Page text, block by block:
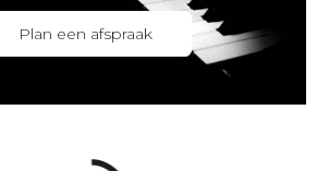
Plan een afspraak